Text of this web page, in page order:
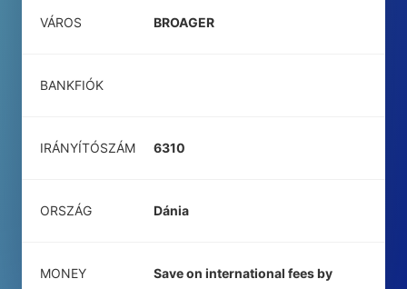
VÁROS BROAGER
BANKFIÓK
IRÁNYÍTÓSZÁM 6310
ORSZÁG Dánia
MONEY
Save on international fees by